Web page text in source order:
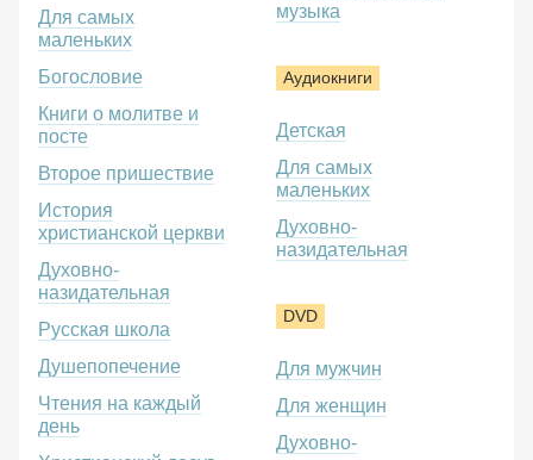
Для самых
маленьких
Богословие
Книги о молитве и
посте
Второе пришествие
История
христианской церкви
Духовно-
назидательная
Русская школа
Душепопечение
Чтения на каждый
день
музыка
Аудиокниги
Детская
Для самых
маленьких
Духовно-
назидательная
DVD
Для мужчин
Для женщин
Духовно-